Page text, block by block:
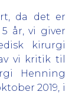
da det er
år, vi giver
kirurgi
vi kritik til
Henning
2019, i